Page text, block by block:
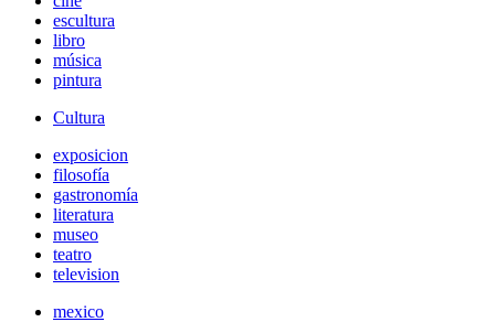
escultura
libro
música
pintura
Cultura
exposicion
filosofía
gastronomía
literatura
museo
teatro
television
mexico